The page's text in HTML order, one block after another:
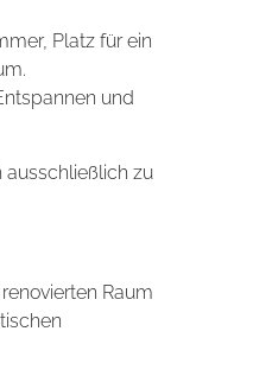
Platz für ein
und
ausschließlich zu
Raum